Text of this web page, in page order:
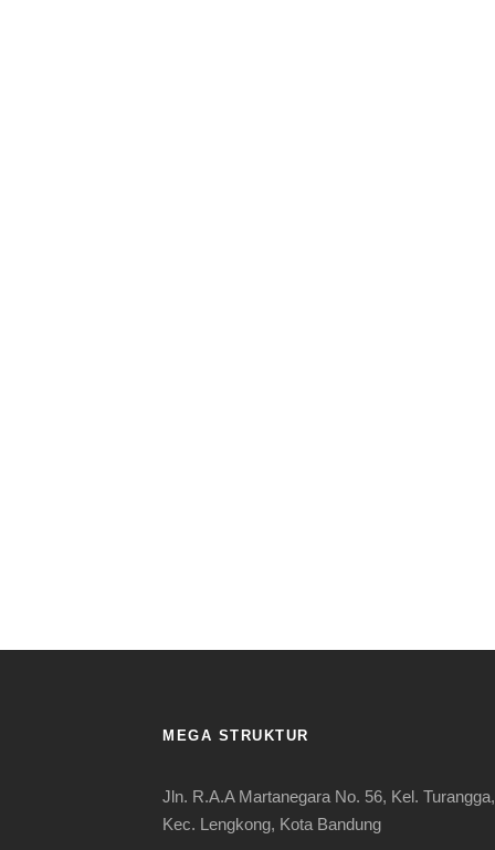
MEGA STRUKTUR
Jln. R.A.A Martanegara No. 56, Kel. Turangga,
Kec. Lengkong, Kota Bandung